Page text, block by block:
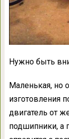
Нужно быть
Маленькая, но
изготовления
двигатель от
подшипники, а